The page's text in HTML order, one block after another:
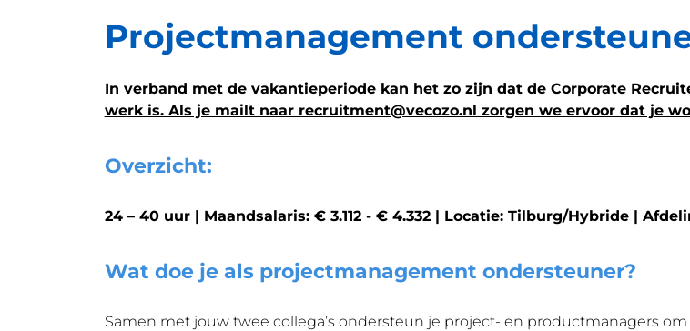
Projectmanagement
In verband met de vakantieperiode kan het zo zijn dat de Corporate
werk is. Als je mailt naar recruitment@vecozo.nl zorgen we ervoor dat je
Overzicht:
24 – 40 uur | Maandsalaris: € 3.112 - € 4.332 | Locatie: Tilburg/Hybride |
Wat doe je als projectmanagement ondersteuner?
Samen met jouw twee collega’s ondersteun je project- en productmanagers